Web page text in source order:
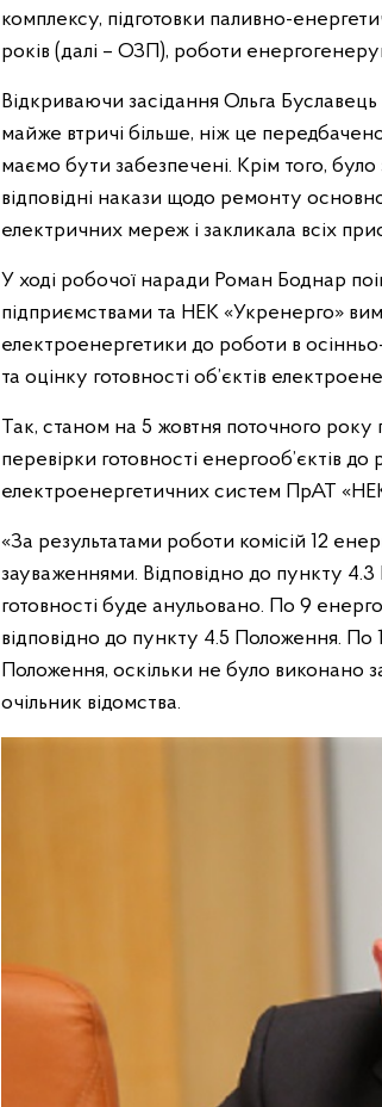
комплексу, підготовки паливно-
років (далі – ОЗП), роботи
Відкриваючи засідання Ольга
майже втричі більше, ніж це
маємо бути забезпечені. Крім того,
відповідні накази щодо ремонту
електричних мереж і закликала всіх
У ході робочої наради Роман Боднар
підприємствами та НЕК «Укренерго»
електроенергетики до роботи в
та оцінку готовності об’єктів
Так, станом на 5 жовтня поточного року
перевірки готовності енергооб’єктів
електроенергетичних систем ПрАТ
«За результатами роботи комісій 12
зауваженнями. Відповідно до пункту
готовності буде анульовано. По 9
відповідно до пункту 4.5 Положення. По
Положення, оскільки не було виконано
очільник відомства.